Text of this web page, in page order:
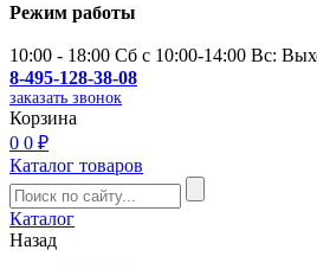
Режим работы
10:00 - 18:00 Сб с 10:00-14:00 Вс:
8-495-128-38-08
заказать звонок
Корзина
0 0 ₽
Каталог товаров
Каталог
Назад